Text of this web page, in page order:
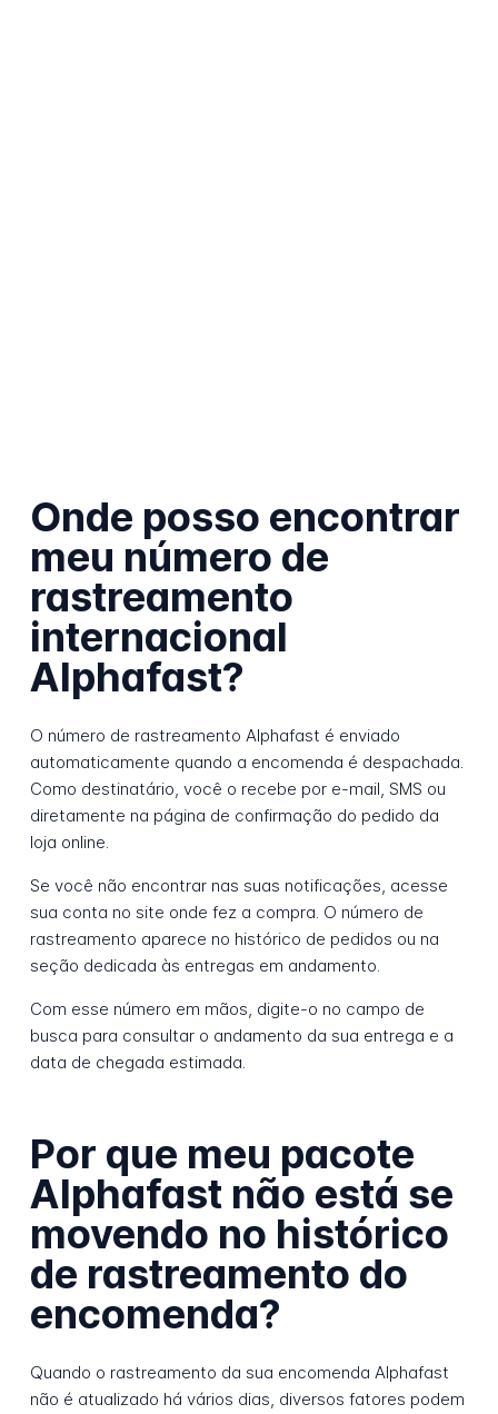
Onde posso encontrar
meu número de
rastreamento
internacional
Alphafast?
O número de rastreamento Alphafast é enviado
automaticamente quando a encomenda é despachada.
Como destinatário, você o recebe por e-mail, SMS ou
diretamente na página de confirmação do pedido da
loja online.
Se você não encontrar nas suas notificações, acesse
sua conta no site onde fez a compra. O número de
rastreamento aparece no histórico de pedidos ou na
seção dedicada às entregas em andamento.
Com esse número em mãos, digite-o no campo de
busca para consultar o andamento da sua entrega e a
data de chegada estimada.
Por que meu pacote
Alphafast não está se
movendo no histórico
de rastreamento do
encomenda?
Quando o rastreamento da sua encomenda Alphafast
não é atualizado há vários dias, diversos fatores podem